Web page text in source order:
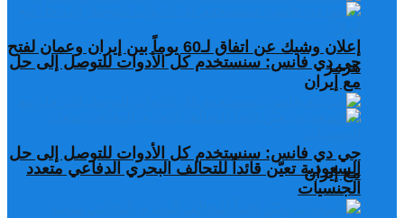
جي دي فانس: سنستخدم كل الأدوات للتوصل إلى حل
مع إيران
السعودية تعيّن قائداً للتحالف البحري الدفاعي متعدد
الجنسيات
إعلان وشيك عن اتفاق لـ60 يوماً بين إيران وعمان لفتح
هرمز
جي دي فانس: سنستخدم كل الأدوات للتوصل إلى حل
مع إيران